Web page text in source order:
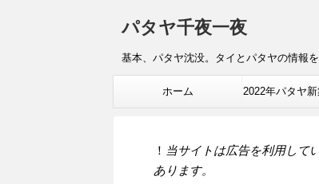
パタヤ千夜一夜
基本、パタヤ沈没。タイとパタヤの情報を
ホーム 2022年パタヤ
！ 当サイトは広告を利用して
あります。